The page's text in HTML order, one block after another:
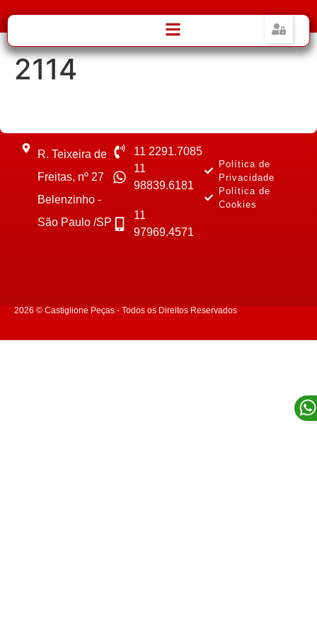
2114
R. Teixeira de
Freitas, nº 27
Belenzinho -
São Paulo /SP
11 2291.7085
11
98839.6181
11
97969.4571
Política de
Privacidade
Política de
Cookies
2026 © Castiglione Peças - Todos os Direitos Reservados